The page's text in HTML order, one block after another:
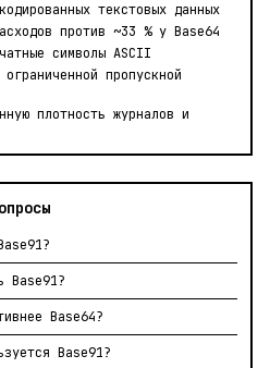
текстовых данных
против ~33 % у Base64
символы ASCII
пропускной
плотность журналов и
Base91?
Base64?
Base91?